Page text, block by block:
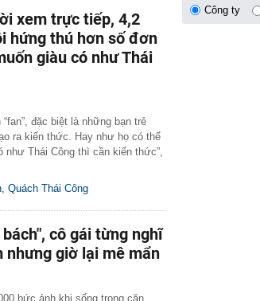
cả Vinhomes,
vốn hóa
tiền vàng và
tỷ đồng
lợi
đầu năm,
ở khách sạn 5
sĩ kinh ngạc khi
đỉnh mới
xem trực tiếp, 4,2
hứng thú hơn số đơn
giàu có như Thái
đặc biệt là những bạn trẻ
ra kiến thức. Hay như họ có thể
như Thái Công thì cần kiến thức”,
, Quách Thái Công
cô gái từng nghĩ
nhưng giờ lại mê mẩn
bức ảnh khi sống trong căn
Công ty